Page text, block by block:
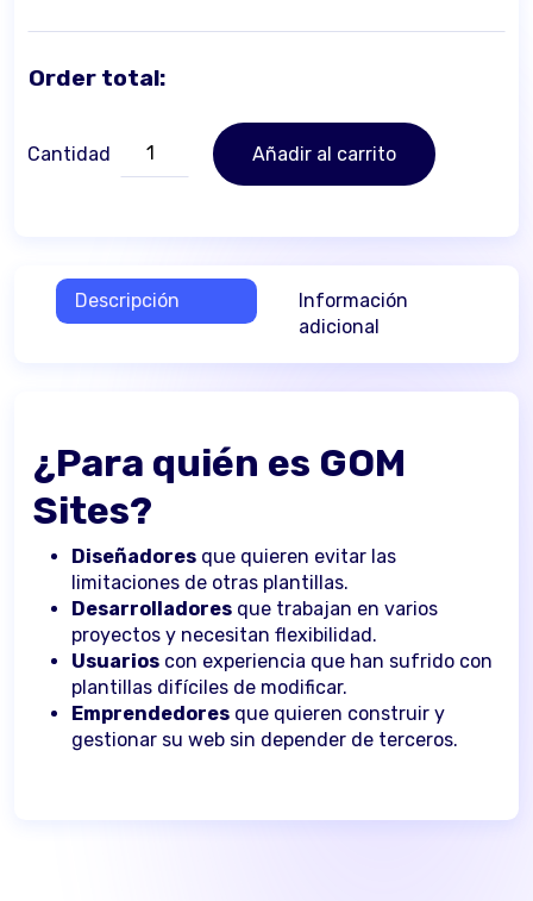
Order total:
Cantidad
GOM
Añadir al carrito
Descripción
Información
adicional
¿Para quién es GOM
Sites?
Diseñadores que quieren evitar las
limitaciones de otras plantillas.
Desarrolladores que trabajan en varios
proyectos y necesitan flexibilidad.
Usuarios con experiencia que han sufrido con
plantillas difíciles de modificar.
Emprendedores que quieren construir y
gestionar su web sin depender de terceros.